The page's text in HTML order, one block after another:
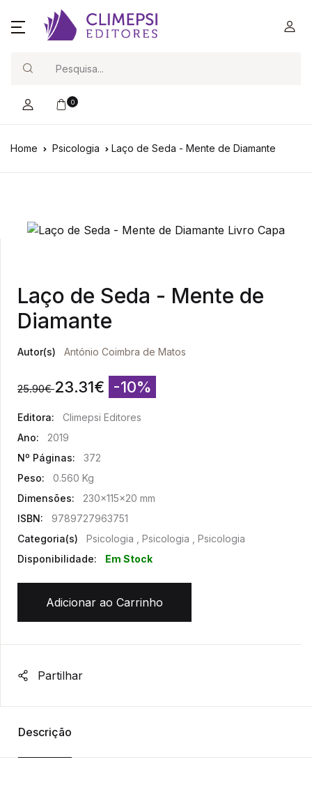
0
Home Psicologia Laço de Seda - Mente de Diamante
Laço de Seda - Mente de
Diamante
Autor(s) António Coimbra de Matos
25.90€ 23.31€ -10%
Editora:
Climepsi Editores
Ano:
2019
Nº Páginas:
372
Peso:
0.560 Kg
Dimensões:
230x115x20 mm
ISBN:
9789727963751
Categoria(s)
Psicologia , Psicologia , Psicologia
Disponibilidade:
Em Stock
Adicionar ao Carrinho
Partilhar
Descrição